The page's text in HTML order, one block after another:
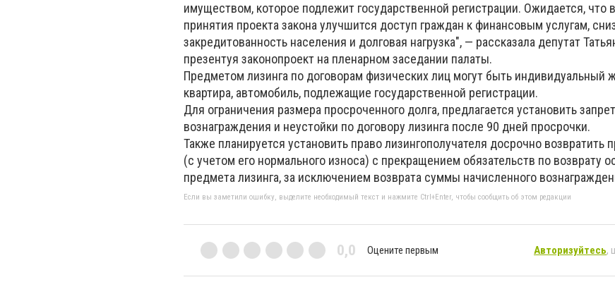
имуществом, которое подлежит государственной регистрации. Ожидается, что в
принятия проекта закона улучшится доступ граждан к финансовым услугам,
закредитованность населения и долговая нагрузка", — рассказала депутат
презентуя законопроект на пленарном заседании палаты.
Предметом лизинга по договорам физических лиц могут быть индивидуальный
квартира, автомобиль, подлежащие государственной регистрации.
Для ограничения размера просроченного долга, предлагается установить
вознаграждения и неустойки по договору лизинга после 90 дней просрочки.
Также планируется установить право лизингополучателя досрочно возвратить
(с учетом его нормального износа) с прекращением обязательств по возврату
предмета лизинга, за исключением возврата суммы начисленного
Если вы заметили ошибку, выделите необходимый текст и нажмите Ctrl+Enter, чтобы сообщить об этом редакции
0,0 Оцените первым Авторизуйтесь,